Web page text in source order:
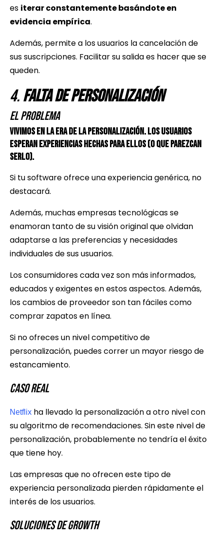
es iterar constantemente basándote en
evidencia empírica.
Además, permite a los usuarios la cancelación de
sus suscripciones. Facilitar su salida es hacer que se
queden.
4.Falta de Personalización
El Problema
Vivimos en la era de la personalización. Los usuarios
esperan experiencias hechas para ellos (o que parezcan
serlo).
Si tu software ofrece una experiencia genérica, no
destacará.
Además, muchas empresas tecnológicas se
enamoran tanto de su visión original que olvidan
adaptarse a las preferencias y necesidades
individuales de sus usuarios.
Los consumidores cada vez son más informados,
educados y exigentes en estos aspectos. Además,
los cambios de proveedor son tan fáciles como
comprar zapatos en línea.
Si no ofreces un nivel competitivo de
personalización, puedes correr un mayor riesgo de
estancamiento.
Caso Real
Netflix ha llevado la personalización a otro nivel con
su algoritmo de recomendaciones. Sin este nivel de
personalización, probablemente no tendría el éxito
que tiene hoy.
Las empresas que no ofrecen este tipo de
experiencia personalizada pierden rápidamente el
interés de los usuarios.
Soluciones de Growth